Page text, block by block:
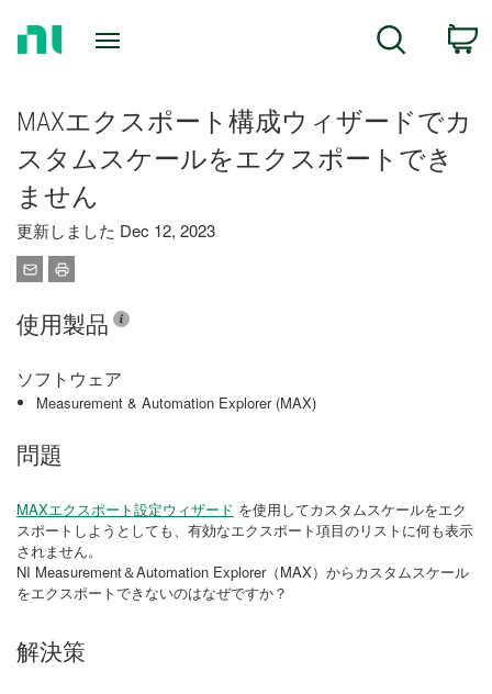
Search
MAXエクスポート構成ウィザードでカ
スタムスケールをエクスポートでき
ません
更新しました Dec 12, 2023
使用製品
ソフトウェア
Measurement & Automation Explorer (MAX)
問題
MAXエクスポート設定ウィザード を使用してカスタムスケールをエク
スポートしようとしても、有効なエクスポート項目のリストに何も表示
されません。
NI Measurement＆Automation Explorer（MAX）からカスタムスケール
をエクスポートできないのはなぜですか？
解決策